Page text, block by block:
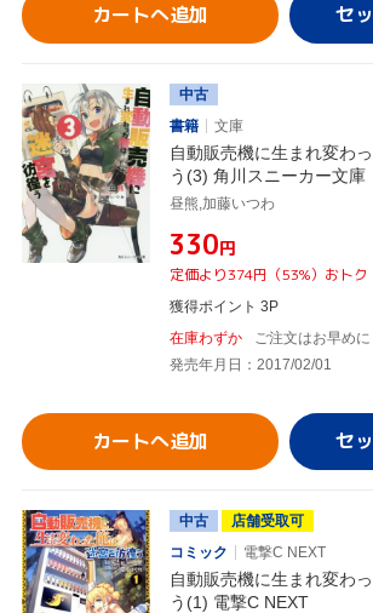
カートへ追加
中古
書籍
文庫
自動販売機に生まれ変わ
う(3) 角川スニーカー文庫
昼熊,加藤いつわ
¥330円
定価より374円（53%）おトク
獲得ポイント 3P
在庫わずか
ご注文はお早めに
発売年月日：2017/02/01
カートへ追加
中古
店舗受取可
コミック
電撃C NEXT
自動販売機に生まれ変わ
う(1) 電撃C NEXT